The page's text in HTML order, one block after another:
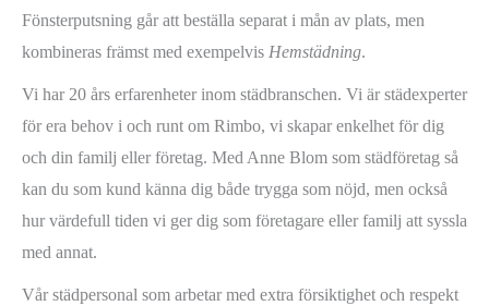
Fönsterputsning går att beställa separat i mån av plats, men
kombineras främst med exempelvis Hemstädning.
Vi har 20 års erfarenheter inom städbranschen. Vi är städexperter
för era behov i och runt om Rimbo, vi skapar enkelhet för dig
och din familj eller företag. Med Anne Blom som städföretag så
kan du som kund känna dig både trygga som nöjd, men också
hur värdefull tiden vi ger dig som företagare eller familj att syssla
med annat.
Vår städpersonal som arbetar med extra försiktighet och respekt